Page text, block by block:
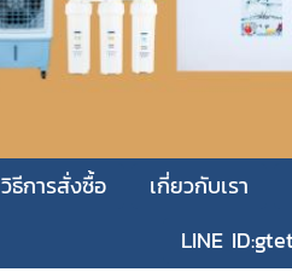
วิธีการสั่งซื้อ
เกี่ยวกับเรา
LINE